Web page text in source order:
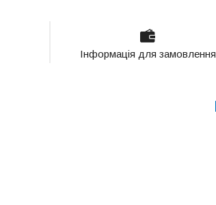
Інформація для замовлення